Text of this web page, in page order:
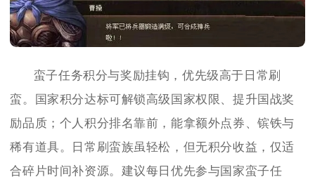
蛮子任务积分与奖励挂钩，优先级高于日常刷
蛮。国家积分达标可解锁高级国家权限、提升国战奖
励品质；个人积分排名靠前，能拿额外点券、镔铁与
稀有道具。日常刷蛮族虽轻松，但无积分收益，仅适
合碎片时间补资源。建议每日优先参与国家蛮子任